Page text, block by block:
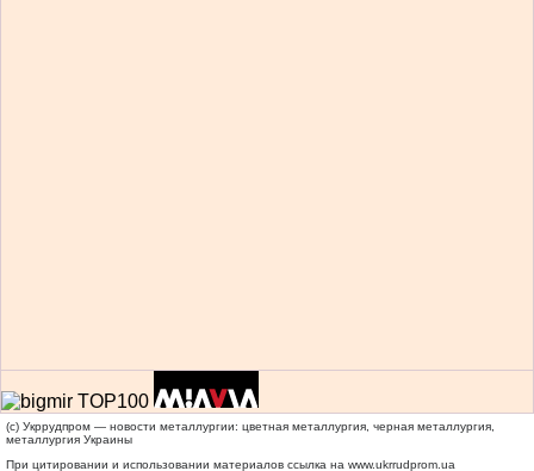
(c) Укррудпром — новости металлургии: цветная металлургия, черная металлургия,
металлургия Украины
При цитировании и использовании материалов ссылка на www.ukrrudprom.ua